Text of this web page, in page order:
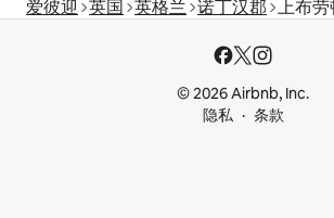
爱彼迎 英国 英格兰 诺丁汉郡 上布劳
© 2026 Airbnb, Inc.
隐私
条款